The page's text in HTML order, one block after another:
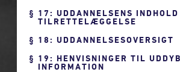
17: UDDANNELSENS INDHOLD
TILRETTELÆGGELSE
18: UDDANNELSESOVERSIGT
19: HENVISNINGER TIL
INFORMATION